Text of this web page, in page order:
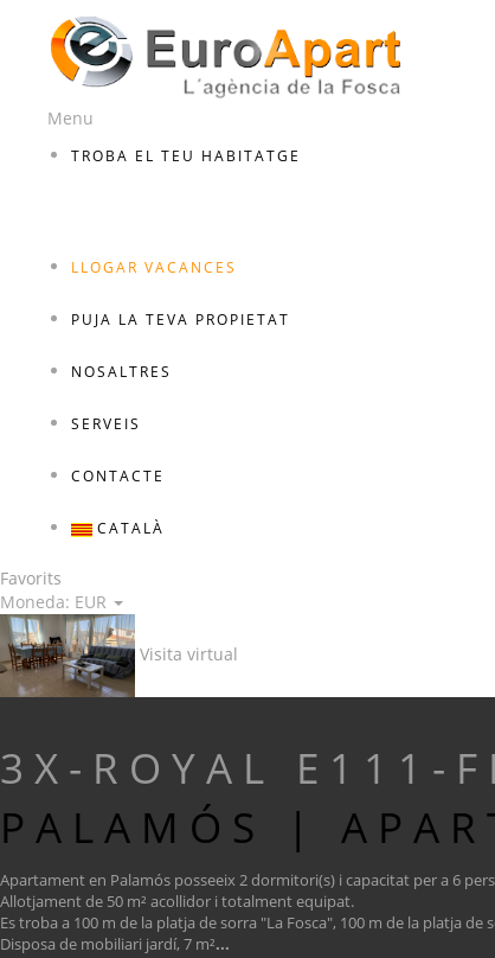
Menu
TROBA EL TEU HABITATGE
LLOGAR VACANCES
PUJA LA TEVA PROPIETAT
NOSALTRES
SERVEIS
CONTACTE
CATALÀ
Favorits
Moneda: EUR
Visita virtual
3X-ROYAL E111-FI
PALAMÓS |
Apartament en Palamós posseeix 2 dormitori(s) i capacitat per a 6
Allotjament de 50 m² acollidor i totalment equipat.
Es troba a 100 m de la platja de sorra "La Fosca", 100 m de la platja
Disposa de mobiliari jardí, 7 m²...